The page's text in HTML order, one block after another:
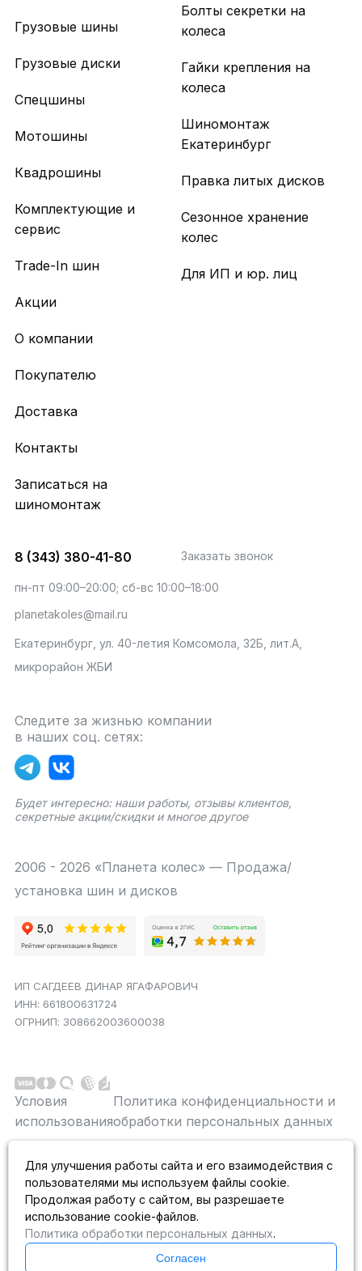
Грузовые шины
Грузовые диски
Спецшины
Мотошины
Квадрошины
Комплектующие и
сервис
Trade-In шин
Акции
Болты секретки на
колеса
Гайки крепления на
колеса
Шиномонтаж
Екатеринбург
Правка литых дисков
Сезонное хранение
колес
Для ИП и юр. лиц
О компании
Покупателю
Доставка
Контакты
Записаться на
шиномонтаж
8 (343) 380-41-80 Заказать звонок
пн-пт 09:00–20:00; сб-вс 10:00–18:00
planetakoles@mail.ru
Екатеринбург, ул. 40-летия Комсомола, 32Б, лит.А,
микрорайон ЖБИ
Следите за жизнью компании
в наших соц. сетях:
Будет интересно: наши работы, отзывы клиентов,
секретные акции/скидки и многое другое
2006 - 2026 «Планета колес» — Продажа/
установка шин и дисков
ИП САГДЕЕВ ДИНАР ЯГАФАРОВИЧ
ИНН: 661800631724
ОГРНИП: 308662003600038
Условия
использования
Политика конфиденциальности и
обработки персональных данных
публичной офертой не является. На данном
информационном ресурсе применяются
рекомендательные технологии.
Для улучшения работы сайта и его взаимодействия с
пользователями мы используем файлы cookie.
Продолжая работу с сайтом, вы разрешаете
использование cookie-файлов.
Политика обработки персональных данных.
Согласен